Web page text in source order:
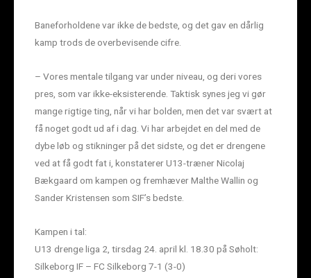
Baneforholdene var ikke de bedste, og det gav en dårlig
kamp trods de overbevisende cifre.
– Vores mentale tilgang var under niveau, og deri vores
pres, som var ikke-eksisterende. Taktisk synes jeg vi gør
mange rigtige ting, når vi har bolden, men det var svært at
få noget godt ud af i dag. Vi har arbejdet en del med de
dybe løb og stikninger på det sidste, og det er drengene
ved at få godt fat i, konstaterer U13-træner Nicolaj
Bækgaard om kampen og fremhæver Malthe Wallin og
Sander Kristensen som SIF’s bedste.
Kampen i tal:
U13 drenge liga 2, tirsdag 24. april kl. 18.30 på Søholt:
Silkeborg IF – FC Silkeborg 7-1 (3-0)